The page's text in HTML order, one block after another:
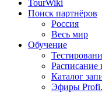
TourWiki
Поиск партнёров
Россия
Весь мир
Обучение
Расписание
Каталог
Эфиры